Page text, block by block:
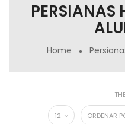
PERSIANAS
Home
ORDENAR
12